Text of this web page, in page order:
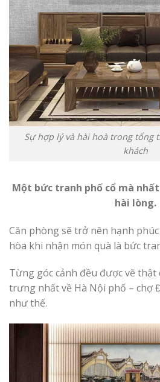
Sự hợp lý và hài hoà trong tổng
khách
Một bức tranh phố cổ mà
hài lòng.
Căn phòng sẽ trở nên hạnh
hòa khi nhận món quà là bức
Từng góc cảnh đều được vẽ
trưng nhất về Hà Nội phố – chợ
như thế.